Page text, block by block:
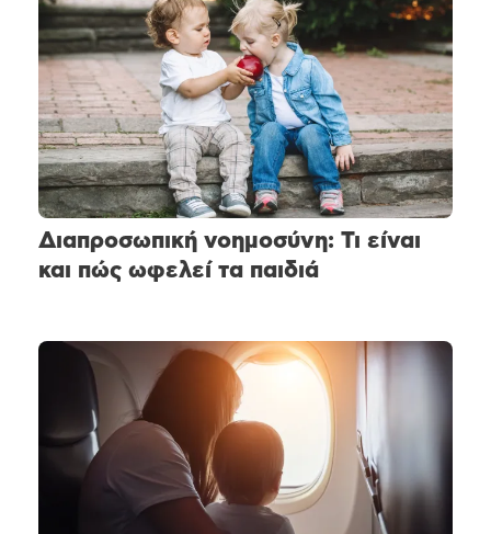
Διαπροσωπική νοημοσύνη: Τι είναι
και πώς ωφελεί τα παιδιά